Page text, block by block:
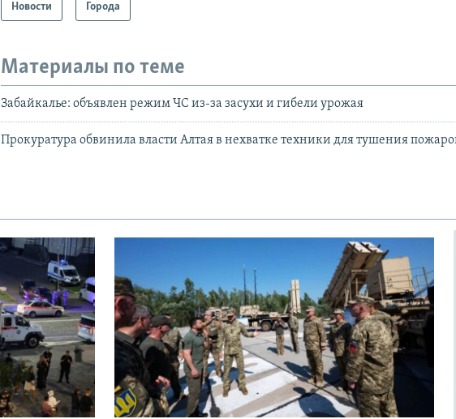
Новости Города
Материалы по теме
Забайкалье: объявлен режим ЧС из-за засухи и гибели урожая
Прокуратура обвинила власти Алтая в нехватке техники для тушения